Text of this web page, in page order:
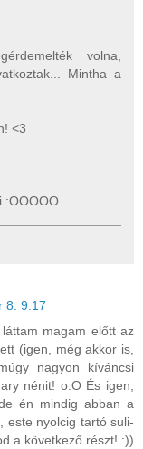
volna,
Mintha a
<3
:OOOOO
8. 9:17
magam előtt az
(igen, még akkor is,
nagyon kíváncsi
nénit! o.O És igen,
én mindig abban a
este nyolcig tartó suli-
a következő részt! :))